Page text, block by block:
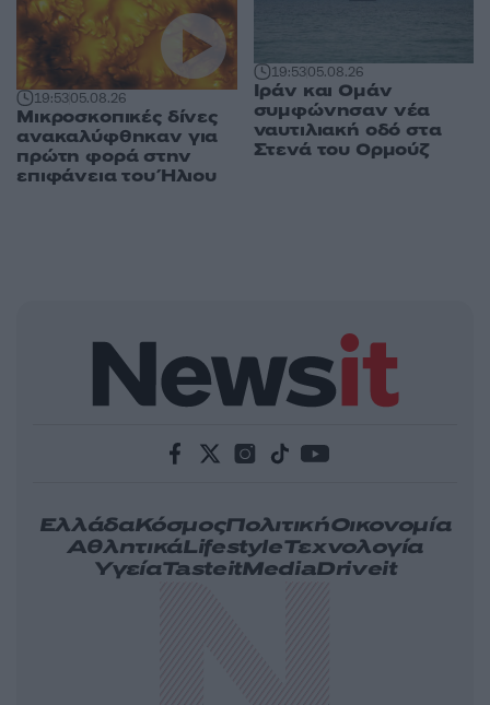
19:5305.08.26
Μικροσκοπικές δίνες
ανακαλύφθηκαν για
πρώτη φορά στην
επιφάνεια του Ήλιου
19:5305.08.26
Ιράν και Ομάν
συμφώνησαν νέα
ναυτιλιακή οδό στα
Στενά του Ορμούζ
ΕλλάδαΚόσμοςΠολιτικήΟικονομία
ΑθλητικάLifestyleΤεχνολογία
ΥγείαTasteitMediaDriveit